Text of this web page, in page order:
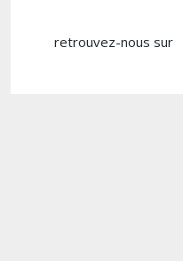
retrouvez-nous sur